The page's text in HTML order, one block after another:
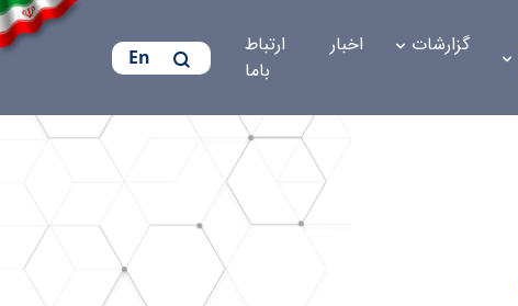
گزارشات اخبار
ارتباط
باما
En